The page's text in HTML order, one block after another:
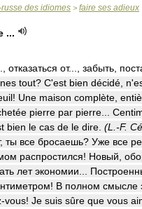
des idiomes > faire ses adieux
...
от..., забыть,
tout? C'est bien décidé,
Une maison complète,
pierre par pierre...
bien le cas de le dire. (L.-F.
ты все бросаешь? Уже все
распростился! Новый,
лет экономии...
В полном смысле
vous! Je suis sûre que vous